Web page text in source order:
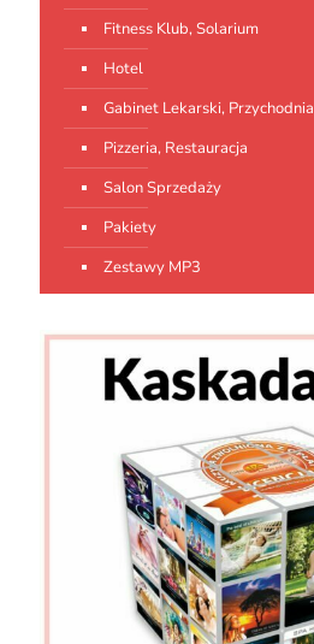
Fitness Klub, Solarium
Hotel
Gabinet Lekarski, Przychodnia
Pizzeria, Restauracja
Salon Sprzedaży
Pakiety
Zestawy MP3